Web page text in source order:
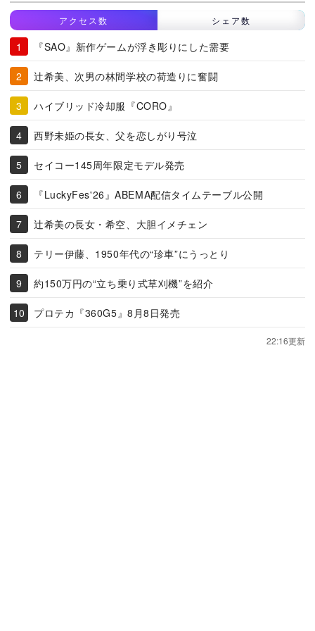
アクセス数 シェア数
『SAO』新作ゲームが浮き彫りにした需要
辻希美、次男の林間学校の荷造りに奮闘
ハイブリッド冷却服『CORO』
西野未姫の長女、父を恋しがり号泣
セイコー145周年限定モデル発売
『LuckyFes'26』ABEMA配信タイムテーブル公開
辻希美の長女・希空、大胆イメチェン
テリー伊藤、1950年代の“珍車”にうっとり
約150万円の“立ち乗り式草刈機”を紹介
プロテカ『360G5』8月8日発売
22:16更新